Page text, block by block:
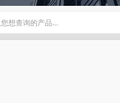
酸检测仪 CT2001A微电流扣电测试